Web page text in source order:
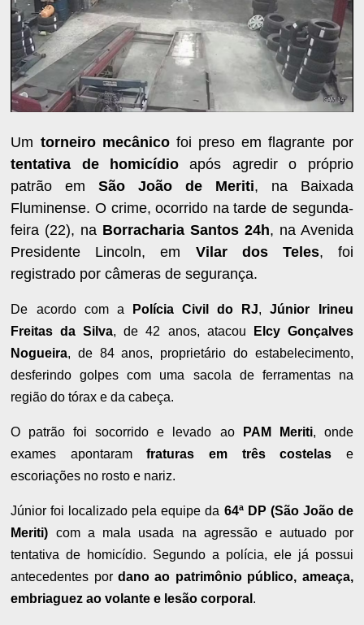
Um torneiro mecânicofoi preso em flagrante por
tentativa de homicídio após agredir o próprio
patrão emSão João de Meriti, na Baixada
Fluminense. O crime, ocorrido na tarde de segunda-
feira (22), na Borracharia Santos 24h, na Avenida
Presidente Lincoln, em Vilar dos Teles, foi
registrado por câmeras de segurança.
De acordo com a Polícia Civil do RJ,Júnior Irineu
Freitas da Silva, de 42 anos, atacou
Elcy Gonçalves
Nogueira, de 84 anos, proprietário do estabelecimento,
desferindo golpes com uma sacola de ferramentas na
região do tórax e da cabeça.
O patrão foi socorrido e levado ao PAM Meriti, onde
exames apontaramfraturas em três costelas e
escoriações no rosto e nariz.
Júnior foi localizado pela equipe da 64ª DP (São João de
Meriti) com a mala usada na agressão e autuado por
tentativa de homicídio. Segundo a polícia, ele já possui
antecedentes pordano ao patrimônio público, ameaça,
embriaguez ao volante e lesão corporal .